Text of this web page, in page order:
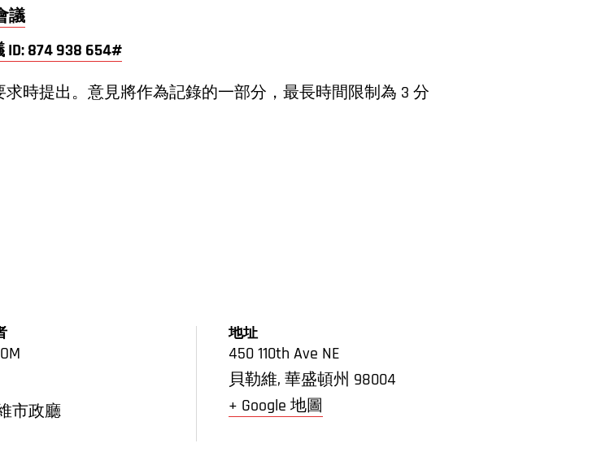
議
ID: 874 938 654#
時提出。意見將作為記錄的一部分，最長時間限制為 3 分
市政廳
地址
450 110th Ave NE
貝勒維, 華盛頓州 98004
+ Google 地圖